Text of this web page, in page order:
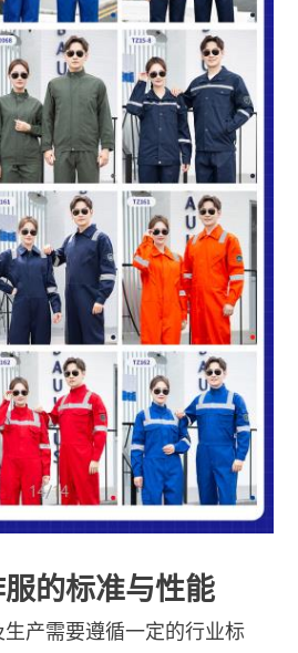
的标准与性能
产需要遵循一定的行业标